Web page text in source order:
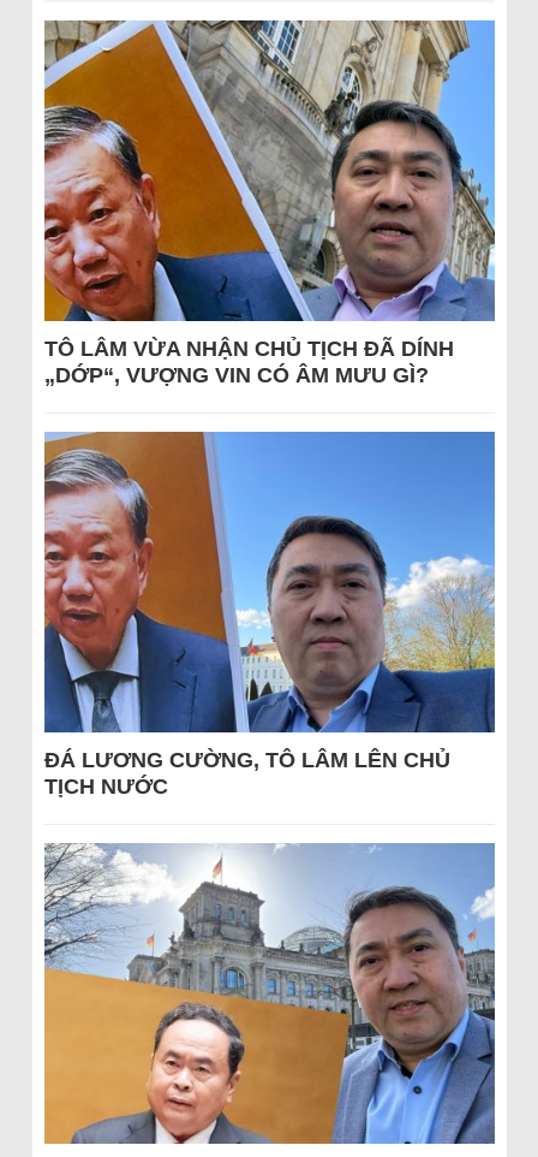
TÔ LÂM VỪA NHẬN CHỦ TỊCH ĐÃ DÍNH
„DỚP“, VƯỢNG VIN CÓ ÂM MƯU GÌ?
ĐÁ LƯƠNG CƯỜNG, TÔ LÂM LÊN CHỦ
TỊCH NƯỚC